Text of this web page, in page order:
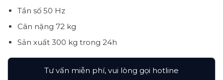
Tần số50 Hz
Cân nặng 72 kg
Sản xuất 300 kg trong 24h
Tư vấn miễn phí, vui lòng gọi hotline